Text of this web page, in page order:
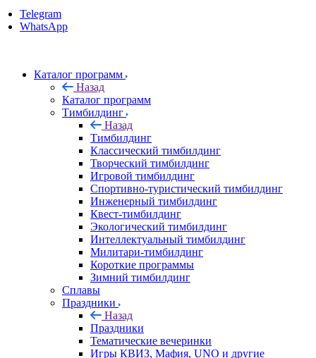
Telegram
WhatsApp
Каталог программ
Назад
Каталог программ
Тимбилдинг
Назад
Тимбилдинг
Классический тимбилдинг
Творческий тимбилдинг
Игровой тимбилдинг
Спортивно-туристический тимбилдинг
Инженерный тимбилдинг
Квест-тимбилдинг
Экологический тимбилдинг
Интеллектуальный тимбилдинг
Милитари-тимбилдинг
Короткие программы
Зимний тимбилдинг
Сплавы
Праздники
Назад
Праздники
Тематические вечеринки
Игры КВИЗ, Мафия, UNO и другие